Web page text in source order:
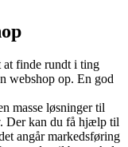
at finde rundt i ting
webshop op. En god
masse løsninger til
Der kan du få hjælp til
angår markedsføring